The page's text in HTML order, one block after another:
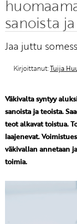
sanoista
Jaa juttu
Kirjoittanut:Tuija
Väkivalta syntyy
sanoista ja teoista.
teot alkavat toistua.
laajenevat.
väkivallan annetaan
toimia.